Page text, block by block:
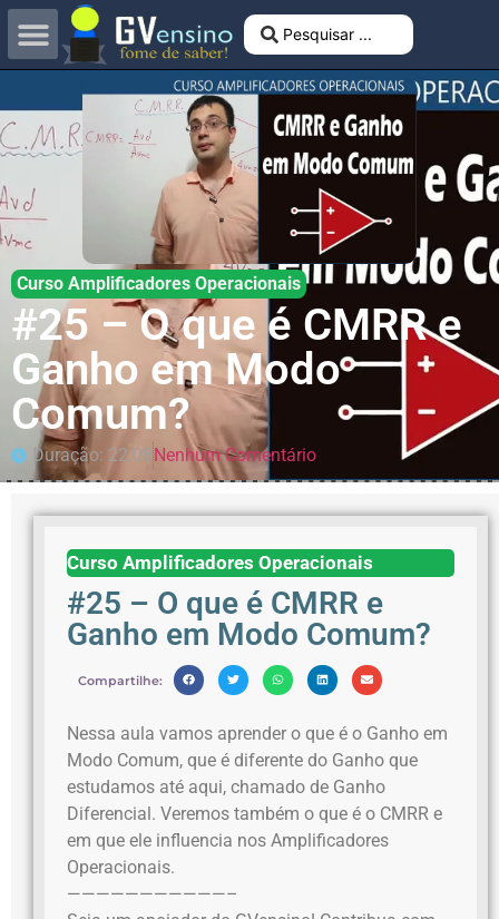
Curso Amplificadores Operacionais
#25 – O que é CMRR e
Ganho em Modo
Comum?
Duração: 22:08Nenhum Comentário
Curso Amplificadores Operacionais
#25 – O que é CMRR e
Ganho em Modo Comum?
Compartilhe:
Nessa aula vamos aprender o que é o Ganho em
Modo Comum, que é diferente do Ganho que
estudamos até aqui, chamado de Ganho
Diferencial. Veremos também o que é o CMRR e
em que ele influencia nos Amplificadores
Operacionais.
———————————–